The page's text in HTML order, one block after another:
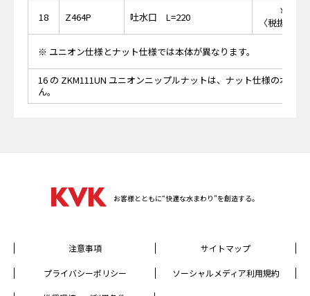
18 Z464P 吐水口 L=220
￥
〈税抜価格
※ ユニオン仕様とナット仕様では本体が異なります。
16 の ZKM111UN ユニオンニップルナットは、ナット仕様の本体
ん。
お客様とともに“快適な水まわり”を創造する。
注意事項 サイトマップ
プライバシーポリシー ソーシャルメディア利用規約